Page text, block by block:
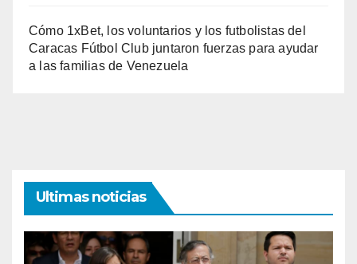
Cómo 1xBet, los voluntarios y los futbolistas del
Caracas Fútbol Club juntaron fuerzas para ayudar
a las familias de Venezuela
Ultimas noticias